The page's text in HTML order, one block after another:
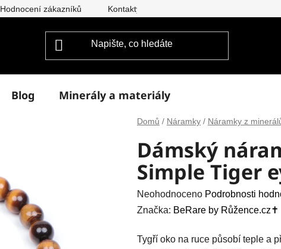
Hodnocení zákazníků Kontakty
Blog Minerály a materiály
Domů / Náramky / Náramky z
Dámský
Simple Tiger
Průměrné
hodnocení
je
Neohodnoceno Podrobnosti
Značka: BeRare by Růžence.cz✝️
Tygří oko na ruce působí teple a